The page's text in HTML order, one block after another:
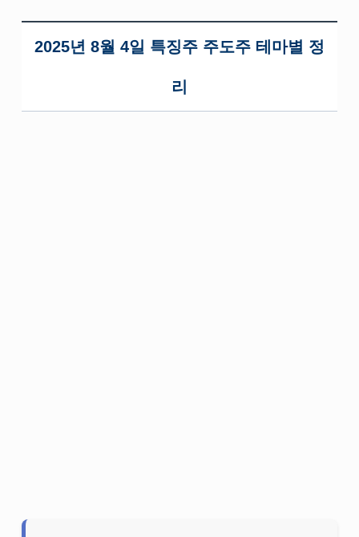
2025년 8월 4일 특징주 주도주 테마별 정
리